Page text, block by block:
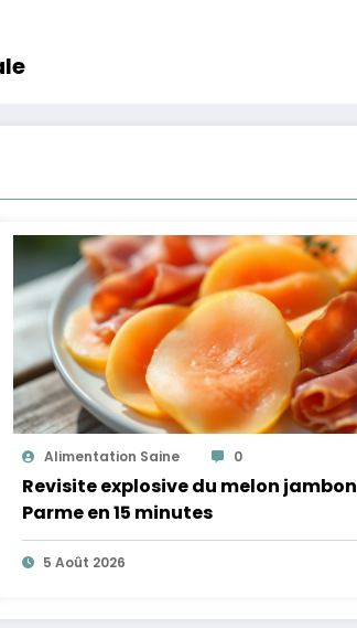
Alimentation Saine 0
Revisite explosive du melon jambon
Parme en 15 minutes
5 Août 2026